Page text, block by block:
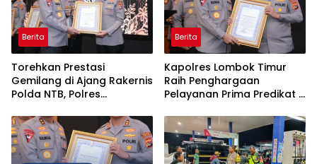
Berita
Torehkan Prestasi
Gemilang di Ajang Rakernis
Polda NTB, Polres
Penghargaan Pelayanan
Prima Kapolri
Berita
Kapolres Lombok Timur
Raih Penghargaan
Pelayanan Prima Predikat A